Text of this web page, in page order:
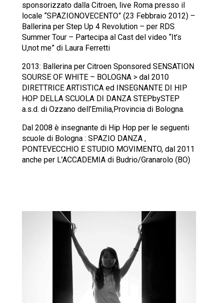
sponsorizzato dalla Citroen, live Roma presso il
locale “SPAZIONOVECENTO” (23 Febbraio 2012) –
Ballerina per Step Up 4 Revolution – per RDS
Summer Tour – Partecipa al Cast del video “It’s
U,not me” di Laura Ferretti
2013: Ballerina per Citroen Sponsored SENSATION
SOURSE OF WHITE – BOLOGNA > dal 2010
DIRETTRICE ARTISTICA ed INSEGNANTE DI HIP
HOP DELLA SCUOLA DI DANZA STEPbySTEP
a.s.d. di Ozzano dell’Emilia,Provincia di Bologna.
Dal 2008 è insegnante di Hip Hop per le seguenti
scuole di Bologna : SPAZIO DANZA ,
PONTEVECCHIO E STUDIO MOVIMENTO, dal 2011
anche per L’ACCADEMIA di Budrio/Granarolo (BO)